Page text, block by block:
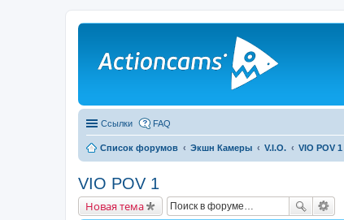
Ссылки FAQ
Список форумов Экшн Камеры V.I.O. VIO POV 1
VIO POV 1
Новая тема